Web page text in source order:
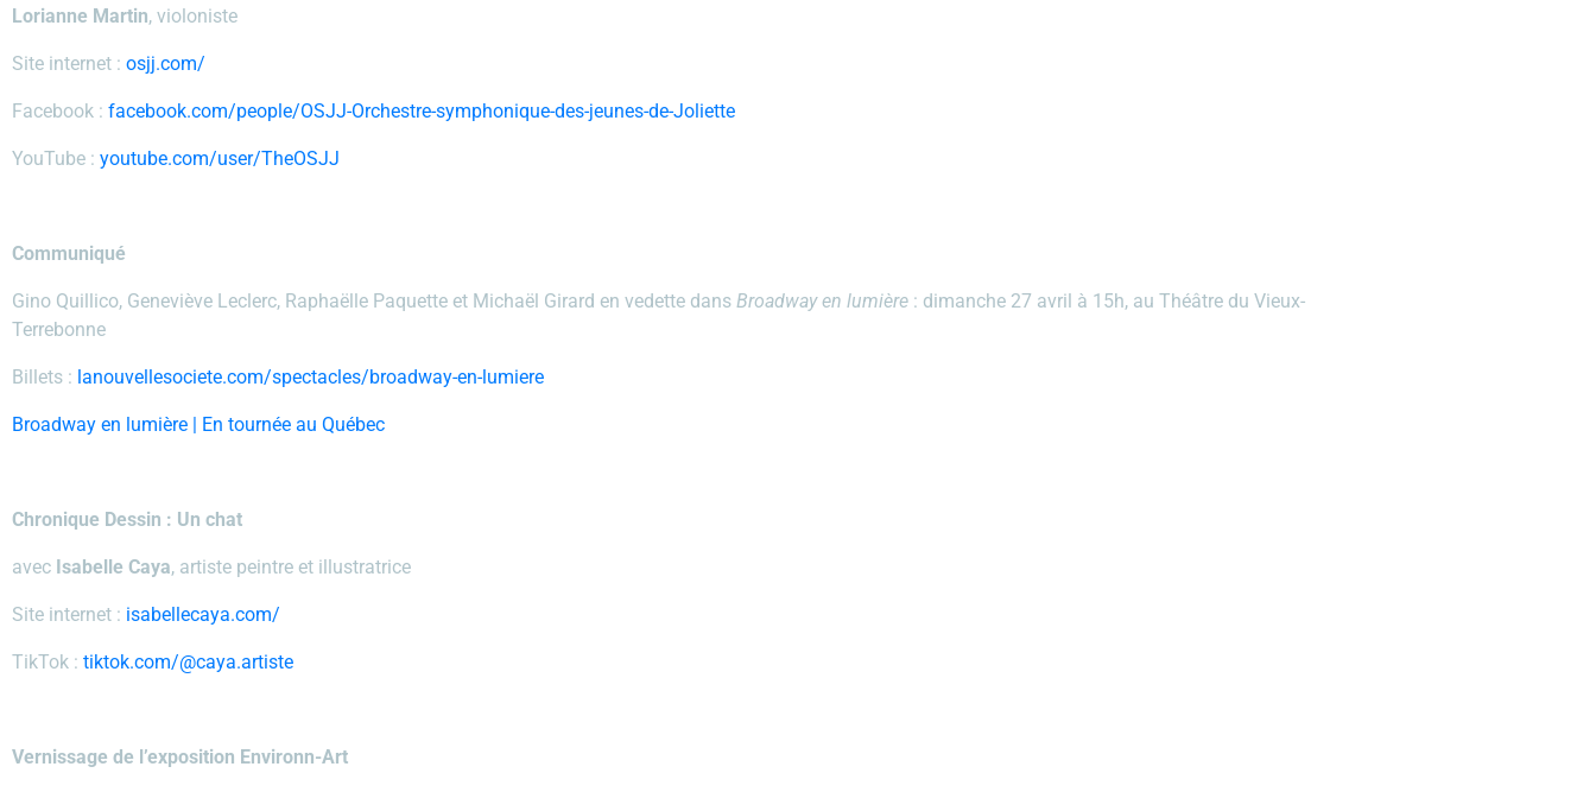
Lorianne Martin, violoniste
Site internet : osjj.com/
Facebook : facebook.com/people/OSJJ-Orchestre-symphonique-des-jeunes-de-Joliette
YouTube : youtube.com/user/TheOSJJ
Communiqué
Gino Quillico, Geneviève Leclerc, Raphaëlle Paquette et Michaël Girard en vedette dans Broadway en lumière : dimanche 27 avril à 15h, au Théâtre du Vieux-
Terrebonne
Billets : lanouvellesociete.com/spectacles/broadway-en-lumiere
Broadway en lumière | En tournée au Québec
Chronique Dessin : Un chat
avec Isabelle Caya, artiste peintre et illustratrice
Site internet : isabellecaya.com/
TikTok : tiktok.com/@caya.artiste
Vernissage de l’exposition Environn-Art